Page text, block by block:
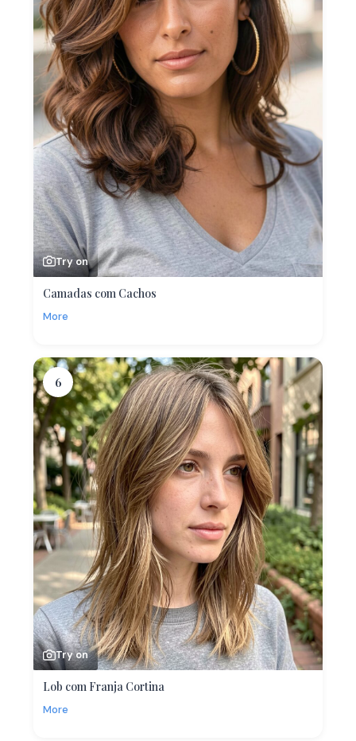
Try on
Camadas com Cachos
More
6
Try on
Lob com Franja Cortina
More